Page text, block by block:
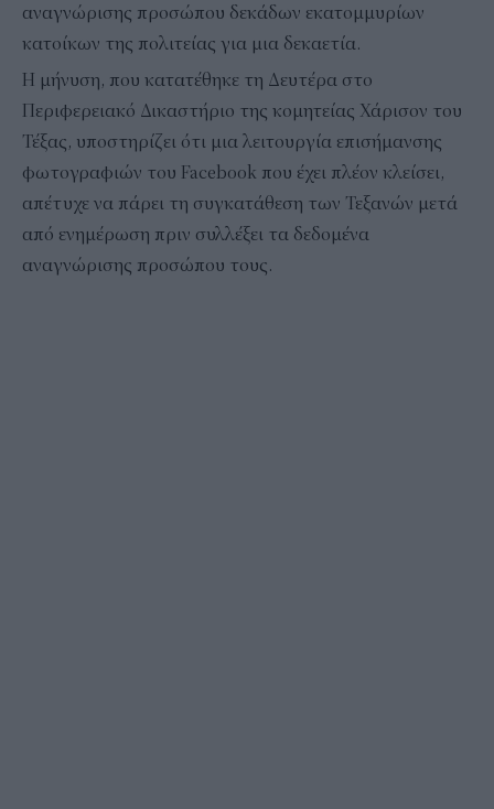
αναγνώρισης προσώπου δεκάδων εκατομμυρίων
κατοίκων της πολιτείας για μια δεκαετία.
Η μήνυση, που κατατέθηκε τη Δευτέρα στο
Περιφερειακό Δικαστήριο της κομητείας Χάρισον του
Τέξας, υποστηρίζει ότι μια λειτουργία επισήμανσης
φωτογραφιών του Facebook που έχει πλέον κλείσει,
απέτυχε να πάρει τη συγκατάθεση των Τεξανών μετά
από ενημέρωση πριν συλλέξει τα δεδομένα
αναγνώρισης προσώπου τους.